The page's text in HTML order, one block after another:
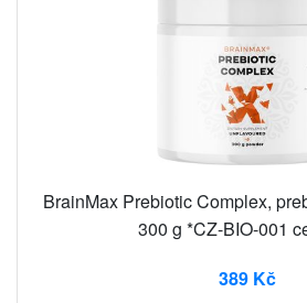
BrainMax Prebiotic Complex,
300 g *CZ-BIO-001
389 Kč